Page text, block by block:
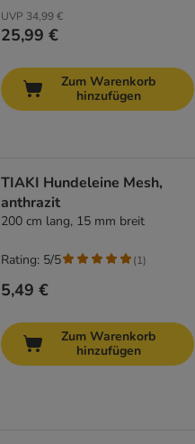
UVP 34,99 €
25,99 €
Zum Warenkorb
hinzufügen
TIAKI Hundeleine Mesh,
anthrazit
200 cm lang, 15 mm breit
5,49 €
Rating: 5/5 (1)
Zum Warenkorb
hinzufügen